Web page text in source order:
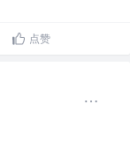
点赞